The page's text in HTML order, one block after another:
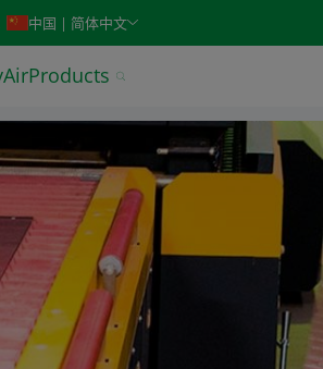
is also available.
中国 | 简体中文